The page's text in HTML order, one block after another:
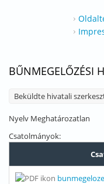
BŰNMEGELŐZÉSI
Beküldte hivatali
Nyelv Meghatározatlan
Csatolmányok: